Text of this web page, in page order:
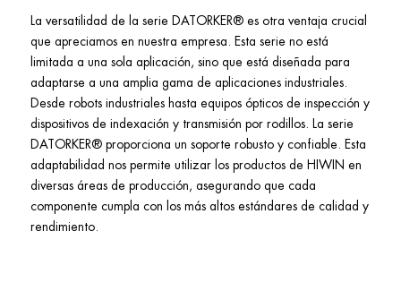
La versatilidad de la serie DATORKER® es otra ventaja crucial
que apreciamos en nuestra empresa. Esta serie no está
limitada a una sola aplicación, sino que está diseñada para
adaptarse a una amplia gama de aplicaciones industriales.
Desde robots industriales hasta equipos ópticos de inspección y
dispositivos de indexación y transmisión por rodillos. La serie
DATORKER® proporciona un soporte robusto y confiable. Esta
adaptabilidad nos permite utilizar los productos de HIWIN en
diversas áreas de producción, asegurando que cada
componente cumpla con los más altos estándares de calidad y
rendimiento.